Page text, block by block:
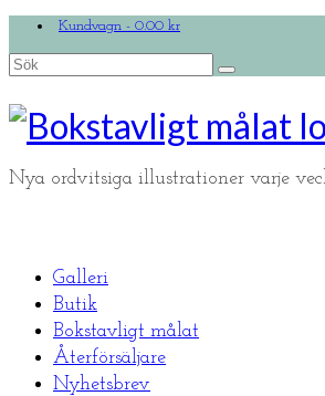
Kundvagn - 0.00 kr
Search
Nya ordvitsiga illustrationer varje
Galleri
Butik
Bokstavligt målat
Återförsäljare
Nyhetsbrev